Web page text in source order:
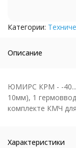
Категории:
Описание
ЮМИРС КРМ - -40...
10мм), 1
комплекте КМЧ
Характеристики